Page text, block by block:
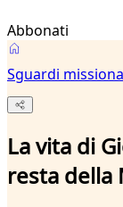
Abbonati
Sguardi
La vita di
resta della